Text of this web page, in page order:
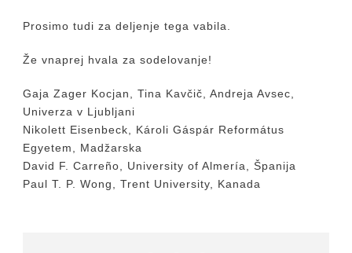
Prosimo tudi za deljenje tega vabila.
Že vnaprej hvala za sodelovanje!
Gaja Zager Kocjan, Tina Kavčič, Andreja Avsec,
Univerza v Ljubljani
Nikolett Eisenbeck, Károli Gáspár Református
Egyetem, Madžarska
David F. Carreño, University of Almería, Španija
Paul T. P. Wong, Trent University, Kanada